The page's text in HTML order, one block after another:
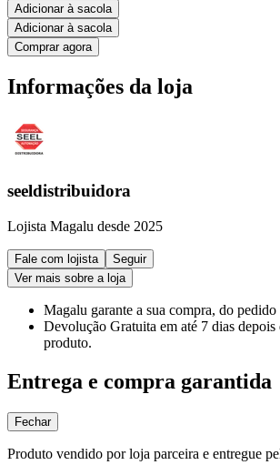
Adicionar à sacola
Adicionar à sacola
Comprar agora
Informações da loja
seeldistribuidora
Lojista Magalu desde 2025
Fale com lojista
Seguir
Ver mais sobre a loja
Magalu garante a sua compra, do pedido
Devolução Gratuita em até 7 dias depois
produto.
Entrega e compra garantida
Fechar
Produto vendido por loja parceira e entregue